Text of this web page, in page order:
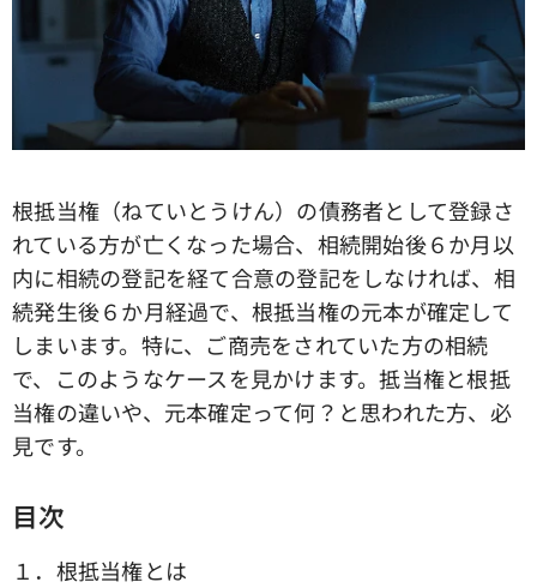
根抵当権（ねていとうけん）の債務者として登録さ
れている方が亡くなった場合、相続開始後６か月以
内に相続の登記を経て合意の登記をしなければ、相
続発生後６か月経過で、根抵当権の元本が確定して
しまいます。特に、ご商売をされていた方の相続
で、このようなケースを見かけます。抵当権と根抵
当権の違いや、元本確定って何？と思われた方、必
見です。
目次
１．根抵当権とは